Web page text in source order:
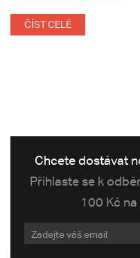
ČÍST CELÉ
Chcete dostávat
Přihlaste se k
100 Kč